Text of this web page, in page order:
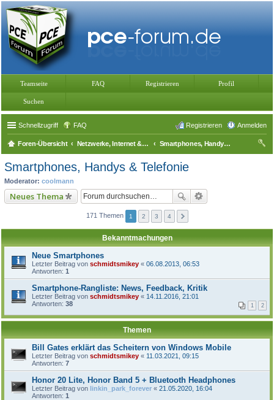
Teamseite FAQ Registrieren Profil
Suchen
Schnellzugriff FAQ Anmelden
Registrieren
Foren-Übersicht Netzwerke, Internet & Telefonie
Smartphones, Handys & Telefonie
Smartphones, Handys & Telefonie
Moderator: coolmann
Neues Thema
171 Themen 1 2 3 4
Bekanntmachungen
Neue Smartphones
Letzter Beitrag von schmidtsmikey « 06.08.2013, 06:53
Antworten: 1
Smartphone-Rangliste: News, Feedback, Kritik
Letzter Beitrag von schmidtsmikey « 14.11.2016, 21:01
Antworten: 38 1 2
Themen
Bill Gates erklärt das Scheitern von Windows Mobile
Letzter Beitrag von schmidtsmikey « 11.03.2021, 09:15
Antworten: 7
Honor 20 Lite, Honor Band 5 + Bluetooth Headphones
Letzter Beitrag von linkin_park_forever « 21.05.2020, 16:04
Antworten: 1